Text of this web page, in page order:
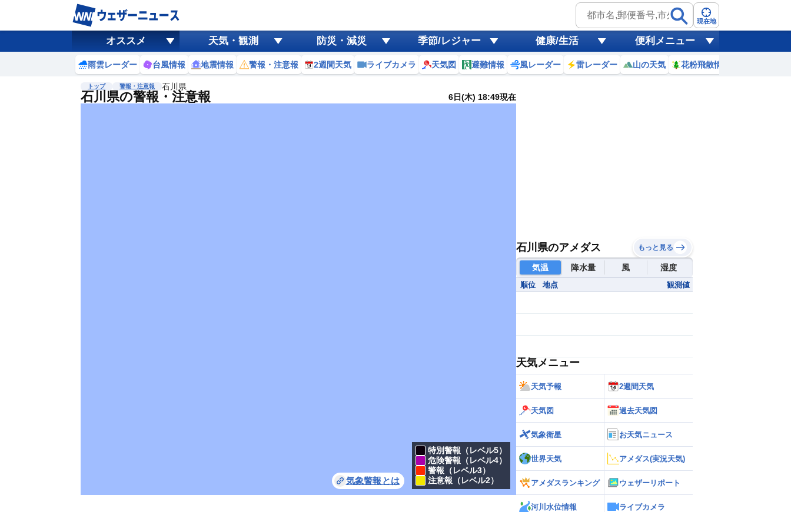
現在地
オススメ 天気・観測 防災・減災 季節/レジャー 健康/生活 便利メニュー
雨雲レーダー 台風情報 地震情報 警報・注意報 2週間天気 ライブカメラ 天気図 避難情報 風レーダー 雷レーダー 山の天気 花粉飛散情報
トップ 警報・注意報 石川県
石川県の警報・注意報 6日(木) 18:49現在
特別警報（レベル5）
危険警報（レベル4）
警報（レベル3）
注意報（レベル2）
気象警報とは
石川県のアメダス もっと見る
気温 降水量 風 湿度
順位 地点 観測値
天気メニュー
天気予報 2週間天気
天気図 過去天気図
気象衛星 お天気ニュース
世界天気 アメダス(実況天気)
アメダスランキング ウェザーリポート
河川水位情報 ライブカメラ